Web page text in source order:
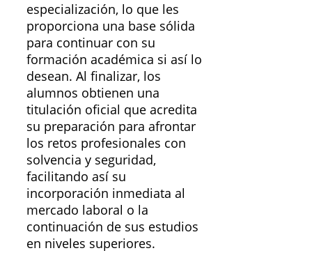
especialización, lo que les
proporciona una base sólida
para continuar con su
formación académica si así lo
desean. Al finalizar, los
alumnos obtienen una
titulación oficial que acredita
su preparación para afrontar
los retos profesionales con
solvencia y seguridad,
facilitando así su
incorporación inmediata al
mercado laboral o la
continuación de sus estudios
en niveles superiores.